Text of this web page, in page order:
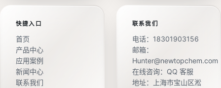
快捷入口
首页
产品中心
应用案例
新闻中心
联系我们
联系我们
电话： 18301903156
邮箱：
Hunter@newtopchem.com
在线咨询： QQ 客服
地址：上海市宝山区淞